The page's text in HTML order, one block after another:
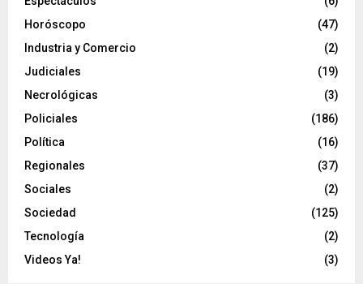
Horóscopo
(47)
Industria y Comercio
(2)
Judiciales
(19)
Necrológicas
(3)
Policiales
(186)
Política
(16)
Regionales
(37)
Sociales
(2)
Sociedad
(125)
Tecnología
(2)
Videos Ya!
(3)